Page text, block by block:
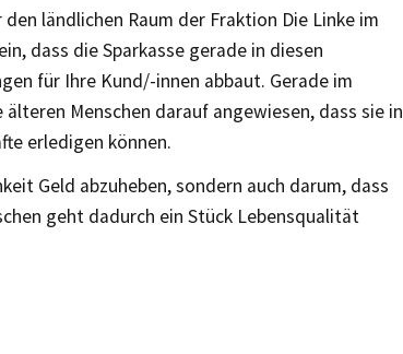
ländlichen Raum der Fraktion Die Linke im
dass die Sparkasse gerade in diesen
für Ihre Kund/-innen abbaut. Gerade im
Menschen darauf angewiesen, dass sie in
erledigen können.
Geld abzuheben, sondern auch darum, dass
geht dadurch ein Stück Lebensqualität